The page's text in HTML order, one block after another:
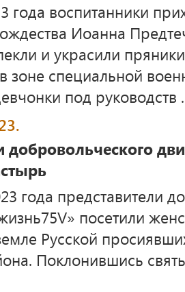
года воспитанники
Иоанна
и украсили
специальной
под руководств
добровольческого
года представители
посетили
Русской
Поклонившись